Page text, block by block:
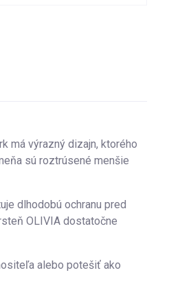
má výrazný dizajn, ktorého
sú roztrúsené menšie
dlhodobú ochranu pred
OLIVIA dostatočne
alebo potešiť ako